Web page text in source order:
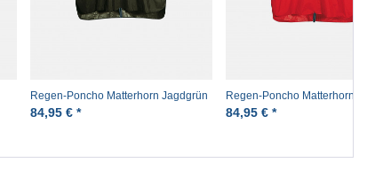
Regen-Poncho Matterhorn Jagdgrün
Rucksackponcho
84,95 € *
Regen-Poncho Matterhorn Rot
Rucksackponcho
84,95 € *